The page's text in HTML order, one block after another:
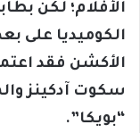
الأفلام؛ لكن
الكوميديا على
الأكشن فقد
سكوت آدكينز
“بويكا”.